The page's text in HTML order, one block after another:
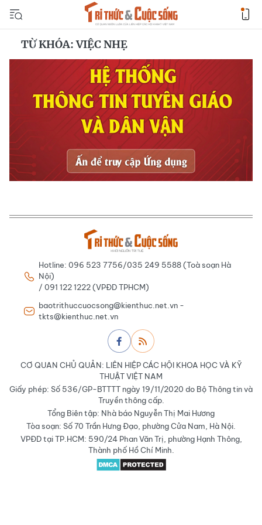
TỪ KHÓA: VIỆC NHẸ
Hotline: 096 523 7756/035 249 5588 (Toà soạn Hà
Nội)
/ 091 122 1222 (VPĐD TPHCM)
baotrithuccuocsong@kienthuc.net.vn -
tkts@kienthuc.net.vn
CƠ QUAN CHỦ QUẢN: LIÊN HIỆP CÁC HỘI KHOA HỌC VÀ KỸ
THUẬT VIỆT NAM
Giấy phép: Số 536/GP-BTTTT ngày 19/11/2020 do Bộ Thông tin và
Truyền thông cấp.
Tổng Biên tập: Nhà báo Nguyễn Thị Mai Hương
Tòa soạn: Số 70 Trần Hưng Đạo, phường Cửa Nam, Hà Nội.
VPĐD tại TP.HCM: 590/24 Phan Văn Trị, phường Hạnh Thông,
Thành phố Hồ Chí Minh.